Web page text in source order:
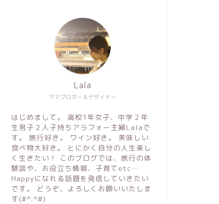
ママブロガー＆デザイナー
Lala
はじめまして。 高校1年女子、中学２年
生男子２人子持ちアラフォー主婦Lalaで
す。 旅行好き。 ワイン好き。 美味しい
食べ物大好き。 とにかく自分の人生楽し
く生きたい！ このブログでは、旅行の体
験談や、お役立ち情報、子育てetc…
Happyになれる話題を発信していきたい
です。 どうぞ、よろしくお願いいたしま
す(#^.^#)